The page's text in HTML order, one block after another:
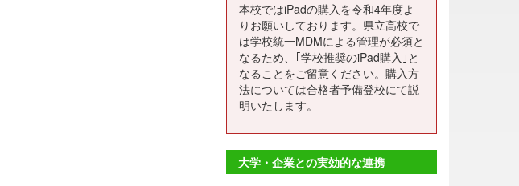
本校ではiPadの購入を令和4年度よ
りお願いしております。県立高校で
は学校統一MDMによる管理が必須と
なるため、｢学校推奨のiPad購入｣と
なることをご留意ください。購入方
法については合格者予備登校にて説
明いたします。
大学・企業との実効的な連携